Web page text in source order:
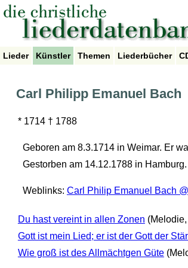
Lieder Künstler Themen Liederbücher
Carl Philipp Emanuel Bach
* 1714 † 1788
Geboren am 8.3.1714 in Weimar. Er
Gestorben am 14.12.1788 in Hamburg.
Weblinks: Carl Philip Emanuel Bach
Du hast vereint in allen Zonen
Gott ist mein Lied; er ist der Gott der
Wie groß ist des Allmächtgen Güte